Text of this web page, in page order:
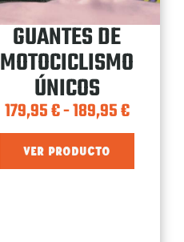
GUANTES DE
MOTOCICLISMO
ÚNICOS
179,95€-189,95€
VER PRODUCTO